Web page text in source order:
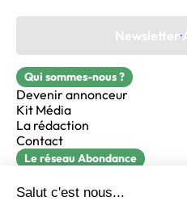
Newsletter
Qui sommes-nous ?
Devenir annonceur
Kit Média
La rédaction
Contact
Le réseau Abondance
Réacteur